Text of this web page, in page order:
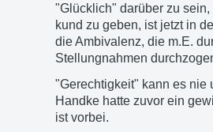
"Glücklich" darüber zu
kund zu geben, ist jetzt in
die Ambivalenz, die m.E.
Stellungnahmen
"Gerechtigkeit" kann es nie
Handke hatte zuvor ein
ist vorbei.